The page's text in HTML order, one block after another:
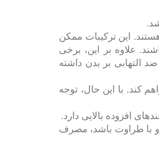
این ترکیبات ممکن
علاوه بر این، برخی
التهابی بر بدن داشته
کند. با این حال، توجه
افزوده بالایی دارد.
با طراوت باشد، مصرف